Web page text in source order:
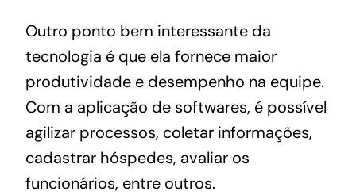
Outro ponto bem interessante da
tecnologia é que ela fornece maior
produtividade e desempenho na equipe.
Com a aplicação de softwares, é possível
agilizar processos, coletar informações,
cadastrar hóspedes, avaliar os
funcionários, entre outros.